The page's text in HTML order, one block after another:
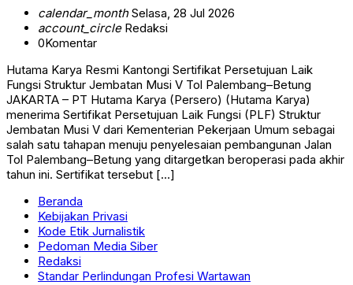
calendar_monthSelasa, 28 Jul 2026
account_circleRedaksi
0Komentar
Hutama Karya Resmi Kantongi Sertifikat Persetujuan Laik
Fungsi Struktur Jembatan Musi V Tol Palembang–Betung
JAKARTA – PT Hutama Karya (Persero) (Hutama Karya)
menerima Sertifikat Persetujuan Laik Fungsi (PLF) Struktur
Jembatan Musi V dari Kementerian Pekerjaan Umum sebagai
salah satu tahapan menuju penyelesaian pembangunan Jalan
Tol Palembang–Betung yang ditargetkan beroperasi pada akhir
tahun ini. Sertifikat tersebut […]
Beranda
Kebijakan Privasi
Kode Etik Jurnalistik
Pedoman Media Siber
Redaksi
Standar Perlindungan Profesi Wartawan